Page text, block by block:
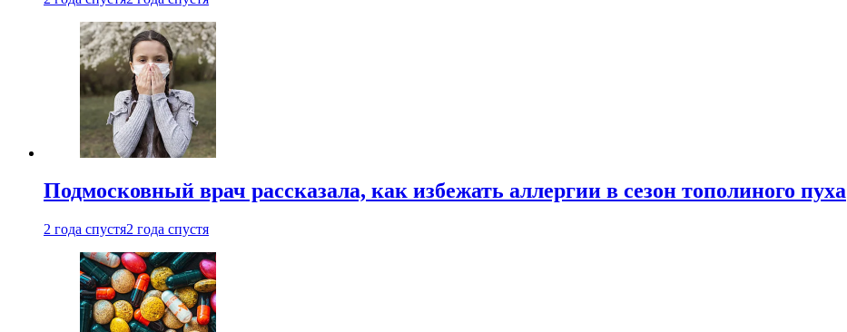
Подмосковный врач рассказала, как избежать аллергии в сезон тополиного пуха
2 года спустя2 года спустя